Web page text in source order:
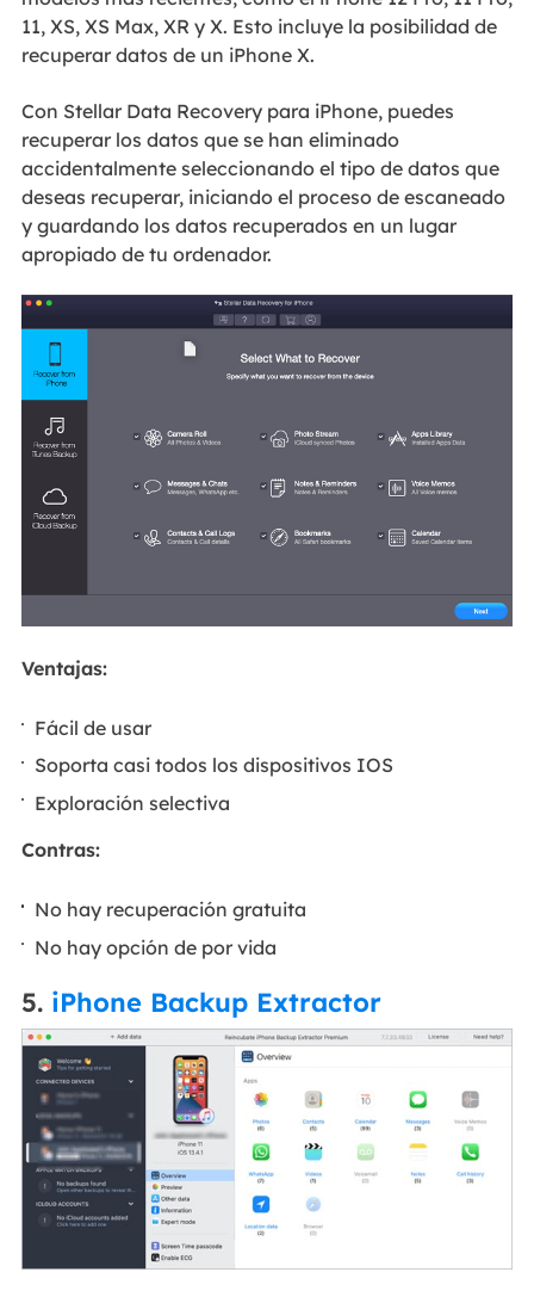
11, XS, XS Max, XR y X. Esto incluye la posibilidad de
recuperar datos de un iPhone X.
Con Stellar Data Recovery para iPhone, puedes
recuperar los datos que se han eliminado
accidentalmente seleccionando el tipo de datos que
deseas recuperar, iniciando el proceso de escaneado
y guardando los datos recuperados en un lugar
apropiado de tu ordenador.
Ventajas:
Fácil de usar
Soporta casi todos los dispositivos IOS
Exploración selectiva
Contras:
No hay recuperación gratuita
No hay opción de por vida
5. iPhone Backup Extractor